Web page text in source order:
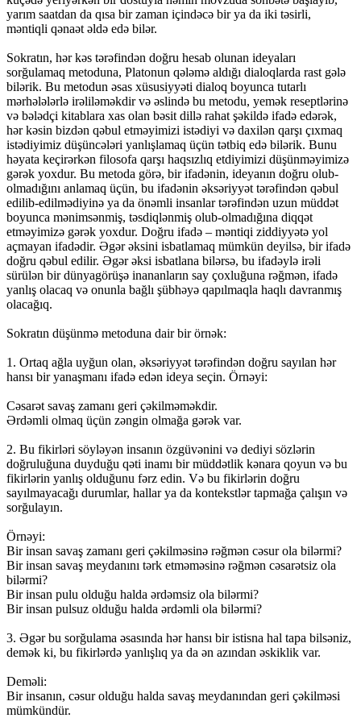
yarım saatdan da qısa bir zaman içindəcə bir ya da iki təsirli,
məntiqli qənaət əldə edə bilər.
Sokratın, hər kəs tərəfindən doğru hesab olunan ideyaları
sorğulamaq metoduna, Platonun qələmə aldığı dialoqlarda rast gələ
bilərik. Bu metodun əsas xüsusiyyəti dialoq boyunca tutarlı
mərhələlərlə irəliləməkdir və əslində bu metodu, yemək reseptlərinə
və bələdçi kitablara xas olan bəsit dillə rahat şəkildə ifadə edərək,
hər kəsin bizdən qəbul etməyimizi istədiyi və daxilən qarşı çıxmaq
istədiyimiz düşüncələri yanlışlamaq üçün tətbiq edə bilərik. Bunu
həyata keçirərkən filosofa qarşı haqsızlıq etdiyimizi düşünməyimizə
gərək yoxdur. Bu metoda görə, bir ifadənin, ideyanın doğru olub-
olmadığını anlamaq üçün, bu ifadənin əksəriyyət tərəfindən qəbul
edilib-edilmədiyinə ya da önəmli insanlar tərəfindən uzun müddət
boyunca mənimsənmiş, təsdiqlənmiş olub-olmadığına diqqət
etməyimizə gərək yoxdur. Doğru ifadə – məntiqi ziddiyyətə yol
açmayan ifadədir. Əgər əksini isbatlamaq mümkün deyilsə, bir ifadə
doğru qəbul edilir. Əgər əksi isbatlana bilərsə, bu ifadəylə irəli
sürülən bir dünyagörüşə inananların say çoxluğuna rəğmən, ifadə
yanlış olacaq və onunla bağlı şübhəyə qapılmaqla haqlı davranmış
olacağıq.
Sokratın düşünmə metoduna dair bir örnək:
1. Ortaq ağla uyğun olan, əksəriyyət tərəfindən doğru sayılan hər
hansı bir yanaşmanı ifadə edən ideya seçin. Örnəyi:
Cəsarət savaş zamanı geri çəkilməməkdir.
Ərdəmli olmaq üçün zəngin olmağa gərək var.
2. Bu fikirləri söyləyən insanın özgüvənini və dediyi sözlərin
doğruluğuna duyduğu qəti inamı bir müddətlik kənara qoyun və bu
fikirlərin yanlış olduğunu fərz edin. Və bu fikirlərin doğru
sayılmayacağı durumlar, hallar ya da kontekstlər tapmağa çalışın və
sorğulayın.
Örnəyi:
Bir insan savaş zamanı geri çəkilməsinə rəğmən cəsur ola bilərmi?
Bir insan savaş meydanını tərk etməməsinə rəğmən cəsarətsiz ola
bilərmi?
Bir insan pulu olduğu halda ərdəmsiz ola bilərmi?
Bir insan pulsuz olduğu halda ərdəmli ola bilərmi?
3. Əgər bu sorğulama əsasında hər hansı bir istisna hal tapa bilsəniz,
demək ki, bu fikirlərdə yanlışlıq ya da ən azından əskiklik var.
Deməli:
Bir insanın, cəsur olduğu halda savaş meydanından geri çəkilməsi
mümkündür.